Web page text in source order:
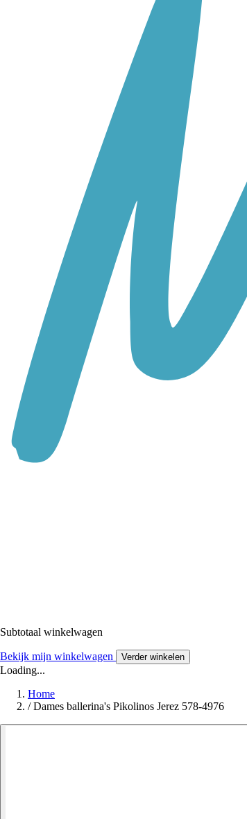
Subtotaal winkelwagen
Bekijk mijn winkelwagen Verder winkelen
Loading...
Home
/ Dames ballerina's Pikolinos Jerez 578-4976